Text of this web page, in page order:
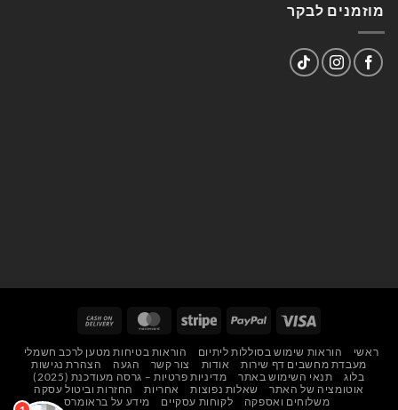
מוזמנים לבקר
Visa
PayPal
Stripe
MasterCard
Delivery
ראשי הוראות שימוש בסוללות ליתיום
הוראות בטיחות מטען לרכב חשמלי
מעבדת מחשבים דף שירות
אודות צור קשר הגעה
הצהרת נגישות
בלוג
תנאי השימוש באתר
מדיניות פרטיות – גרסה מעודכנת (2025)
אוטומציה של האתר
שאלות נפוצות אחריות
החזרות וביטול עסקה
משלוחים ואספקה
לקוחות עסקיים מידע על בראומרס